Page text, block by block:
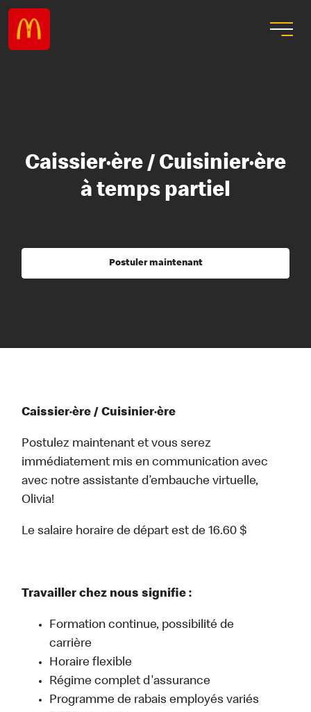
Caissier·ère / Cuisinier·ère
à temps partiel
Postuler maintenant
Caissier·ère / Cuisinier·ère
Postulez maintenant et vous serez
immédiatement mis en communication avec
avec notre assistante d’embauche virtuelle,
Olivia!
Le salaire horaire de départ est de 16.60 $
Travailler chez nous signifie :
Formation continue, possibilité de
carrière
Horaire flexible
Régime complet d'assurance
Programme de rabais employés variés